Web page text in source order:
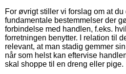
For øvrigt stiller vi forslag om at du
fundamentale bestemmelser der
forbindelse med handlen, f.eks.
forretningen benytter. I relation til
relevant, at man stadig gemmer
når som helst kan eftervise
skal shoppe til en dreng eller pige.